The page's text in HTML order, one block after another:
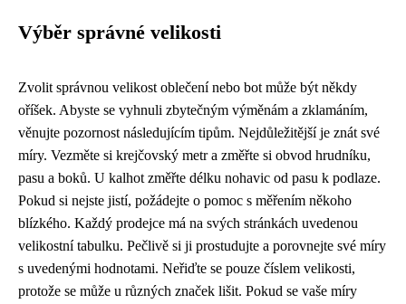
Výběr správné velikosti
Zvolit správnou velikost oblečení nebo bot může být někdy
oříšek. Abyste se vyhnuli zbytečným výměnám a zklamáním,
věnujte pozornost následujícím tipům. Nejdůležitější je znát své
míry. Vezměte si krejčovský metr a změřte si obvod hrudníku,
pasu a boků. U kalhot změřte délku nohavic od pasu k podlaze.
Pokud si nejste jistí, požádejte o pomoc s měřením někoho
blízkého. Každý prodejce má na svých stránkách uvedenou
velikostní tabulku. Pečlivě si ji prostudujte a porovnejte své míry
s uvedenými hodnotami. Neřiďte se pouze číslem velikosti,
protože se může u různých značek lišit. Pokud se vaše míry